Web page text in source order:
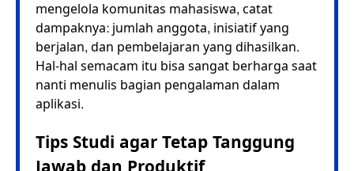
mengelola komunitas mahasiswa, catat
dampaknya: jumlah anggota, inisiatif yang
berjalan, dan pembelajaran yang dihasilkan.
Hal-hal semacam itu bisa sangat berharga saat
nanti menulis bagian pengalaman dalam
aplikasi.
Tips Studi agar Tetap Tanggung